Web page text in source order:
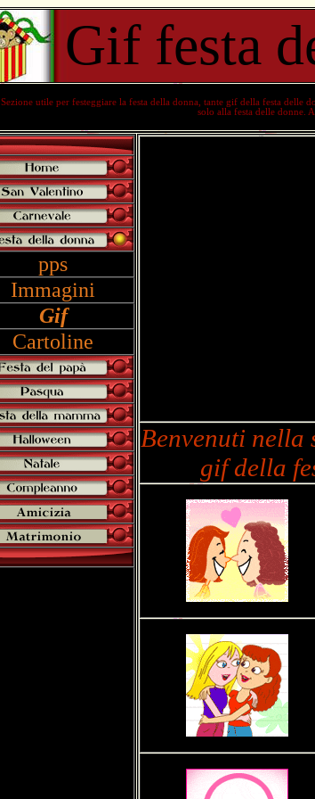
Gif festa
Sezione utile per festeggiare la festa della donna , tante gif della festa delle
solo alla festa delle donne .
pps
Immagini
Gif
Cartoline
Benvenuti nella
gif della